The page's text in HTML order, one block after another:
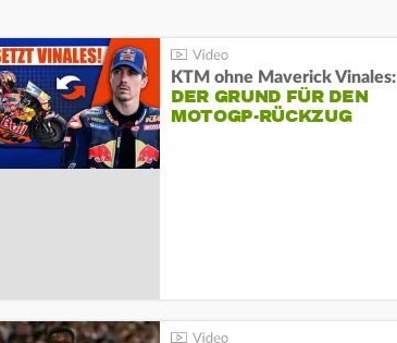
KTM ohne Maverick Vinales:
DER GRUND FÜR DEN
MOTOGP-RÜCKZUG